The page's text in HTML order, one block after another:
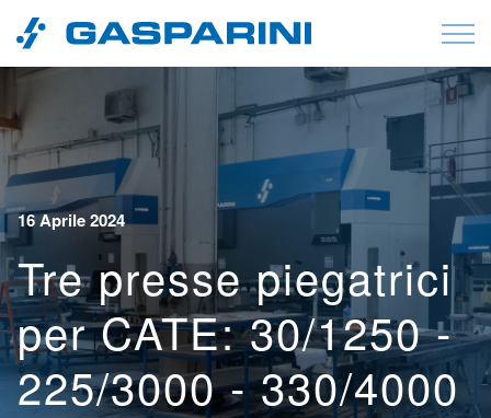
Vai al contenuto
16 Aprile 2024
Tre presse piegatrici
per CATE: 30/1250 -
225/3000 - 330/4000